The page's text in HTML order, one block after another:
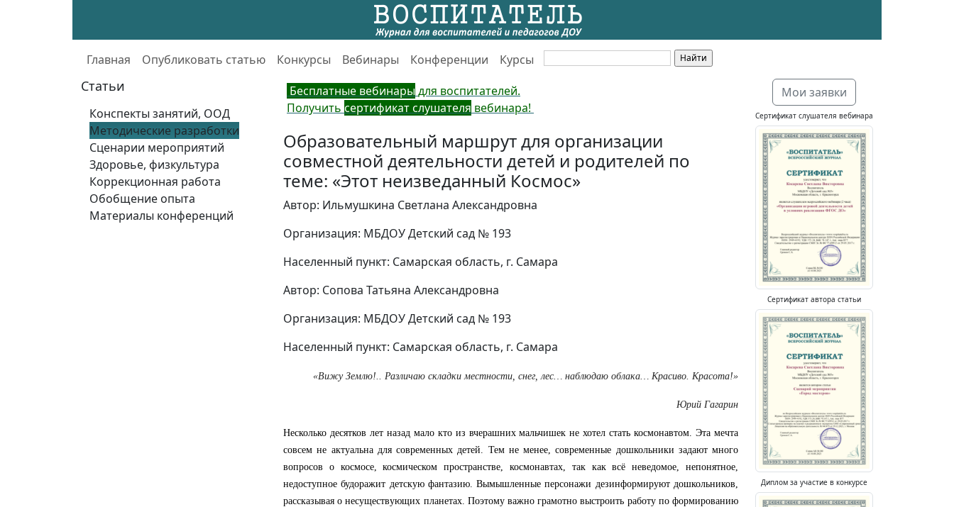
Главная Опубликовать статью Конкурсы Вебинары Конференции Курсы
Статьи
Конспекты занятий, ООД
Методические разработки
Сценарии мероприятий
Здоровье, физкультура
Коррекционная работа
Обобщение опыта
Материалы конференций
Бесплатные вебинарыдля воспитателей.
Получить сертификат слушателя вебинара!
Образовательный маршрут для организации
совместной деятельности детей и родителей по
теме: «Этот неизведанный Космос»
Автор: Ильмушкина Светлана Александровна
Организация: МБДОУ Детский сад № 193
Населенный пункт: Самарская область, г. Самара
Автор: Сопова Татьяна Александровна
Организация: МБДОУ Детский сад № 193
Населенный пункт: Самарская область, г. Самара
«Вижу Землю!.. Различаю складки местности, снег, лес… наблюдаю облака… Красиво. Красота!»
Юрий Гагарин
Несколько десятков лет назад мало кто из вчерашних мальчишек не хотел стать космонавтом. Эта мечта
совсем не актуальна для современных детей. Тем не менее,современные дошкольники задают много
вопросов о космосе, космическом пространстве, космонавтах, так как всё неведомое, непонятное,
недоступное будоражит детскую фантазию. Вымышленные персонажи дезинформируют дошкольников,
рассказывая о несуществующих планетах. Поэтому важно грамотно выстроить работу по формированию
Мои заявки
Сертификат слушателя вебинара
Сертификат автора статьи
Диплом за участие в конкурсе